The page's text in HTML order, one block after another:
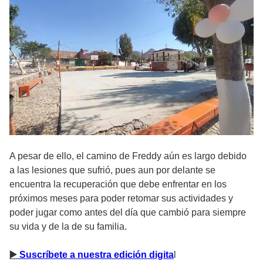
A pesar de ello, el camino de Freddy aún es largo debido
a las lesiones que sufrió, pues aun por delante se
encuentra la recuperación que debe enfrentar en los
próximos meses para poder retomar sus actividades y
poder jugar como antes del día que cambió para siempre
su vida y de la de su familia.
▶️ Suscríbete a nuestra edición digita